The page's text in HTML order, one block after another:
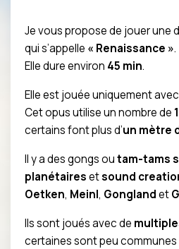
Je vous propose de jouer une
qui s’appelle « Renaissance ».
Elle dure environ 45 min.
Elle est jouée uniquement
Cet opus utilise un nombre de
certains font plus d’un mètre
Il y a des gongs outam-tams
planétairesetsound
Oetken, Meinl, Gonglandet
Ils sont joués avec de
certaines sont peu communes